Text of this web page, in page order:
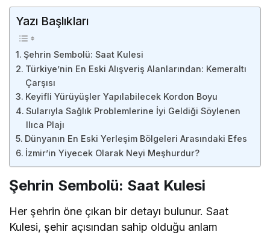
Yazı Başlıkları
Şehrin Sembolü: Saat Kulesi
Türkiye’nin En Eski Alışveriş Alanlarından: Kemeraltı
Çarşısı
Keyifli Yürüyüşler Yapılabilecek Kordon Boyu
Sularıyla Sağlık Problemlerine İyi Geldiği Söylenen
Ilıca Plajı
Dünyanın En Eski Yerleşim Bölgeleri Arasındaki Efes
İzmir’in Yiyecek Olarak Neyi Meşhurdur?
Şehrin Sembolü: Saat Kulesi
Her şehrin öne çıkan bir detayı bulunur. Saat
Kulesi, şehir açısından sahip olduğu anlam